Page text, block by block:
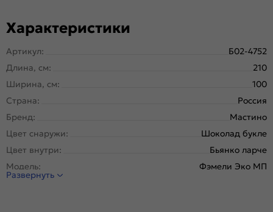
Характеристики
Артикул:
Б02-4752
Длина, см:
210
Ширина, см:
100
Страна:
Россия
Бренд:
Мастино
Цвет снаружи:
Шоколад букле
Цвет внутри:
Бьянко ларче
Модель:
Фэмели Эко МП
Открывание:
Развернуть